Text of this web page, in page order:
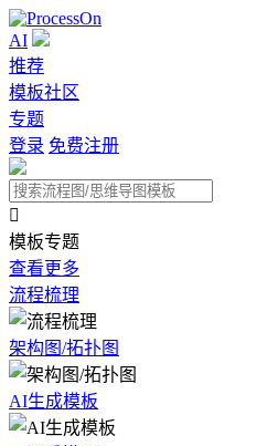
AI
推荐
模板社区
专题
登录 免费注册

模板专题
查看更多
流程梳理
架构图/拓扑图
AI生成模板